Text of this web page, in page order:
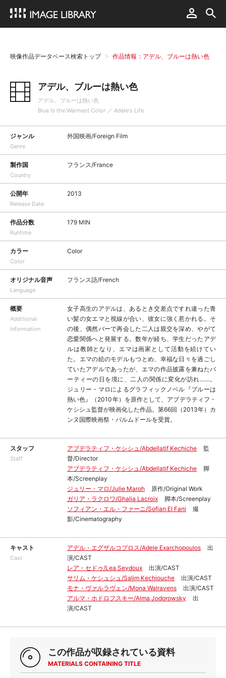
映像作品データベース検索トップ 作品情報：アデル、ブルーは熱い色
アデル、ブルーは熱い色
アデル、ブルーは熱い色
Blue Is the Warmest Color ／ Adèle's Life
ジャンル
Genre
外国映画/Foreign Film
製作国
Country
フランス/France
公開年
Release Date
2013
作品分数
Runtime
179 MIN
カラー
Color
Color
オリジナル音声
Language
フランス語/French
概要
Additional
Information
女子高生のアデルは、あるとき交差点ですれ違った青
い髪の女エマと視線が合い、彼女に強く惹かれる。そ
の後、偶然バーで再会した二人は親交を深め、やがて
恋愛関係へと発展する。数年が経ち、学生だったアデ
ルは教師となり、エマは画家として活動を続けてい
た。エマの絵のモデルもつとめ、幸福な日々を過ごし
ていたアデルであったが、エマの作品披露を兼ねたパ
ーティーの日を境に、二人の関係に変化が訪れ……。
ジュリー・マロによるグラフィックノベル『ブルーは
熱い色』（2010年）を原作として、アブデラティフ・
ケシシュ監督が映画化した作品。第66回（2013年）カ
ンヌ国際映画祭・パルムドールを受賞。
スタッフ
Staff
アブデラティフ・ケシシュ/Abdellatif Kechiche
監
督/Director
アブデラティフ・ケシシュ/Abdellatif Kechiche
脚
本/Screenplay
ジュリー・マロ/Julie Maroh
原作/Original Work
ガリア・ラクロワ/Ghalia Lacroix
脚本/Screenplay
ソフィアン・エル・ファーニ/Sofian El Fani
撮
影/Cinematography
キャスト
Cast
アデル・エグザルコプロス/Adele Exarchopoulos
出
演/CAST
レア・セドゥ/Lea Seydoux
出演/CAST
サリム・ケシュシュ/Salim Kechiouche
出演/CAST
モナ・ヴァルラヴェン/Mona Walravens
出演/CAST
アルマ・ホドロフスキー/Alma Jodorowsky
出
演/CAST
この作品が収録されている資料
MATERIALS CONTAINING TITLE